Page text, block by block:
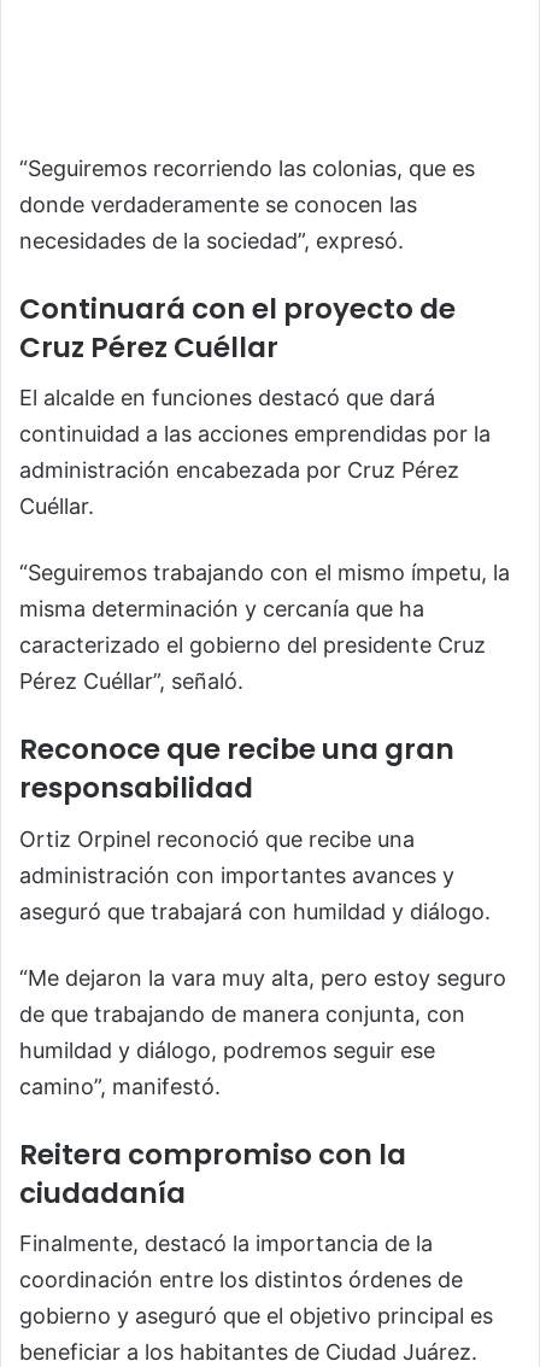
“Seguiremos recorriendo las colonias, que es
donde verdaderamente se conocen las
necesidades de la sociedad”, expresó.
Continuará con el proyecto de
Cruz Pérez Cuéllar
El alcalde en funciones destacó que dará
continuidad a las acciones emprendidas por la
administración encabezada por Cruz Pérez
Cuéllar.
“Seguiremos trabajando con el mismo ímpetu, la
misma determinación y cercanía que ha
caracterizado el gobierno del presidente Cruz
Pérez Cuéllar”, señaló.
Reconoce que recibe una gran
responsabilidad
Ortiz Orpinel reconoció que recibe una
administración con importantes avances y
aseguró que trabajará con humildad y diálogo.
“Me dejaron la vara muy alta, pero estoy seguro
de que trabajando de manera conjunta, con
humildad y diálogo, podremos seguir ese
camino”, manifestó.
Reitera compromiso con la
ciudadanía
Finalmente, destacó la importancia de la
coordinación entre los distintos órdenes de
gobierno y aseguró que el objetivo principal es
beneficiar a los habitantes de Ciudad Juárez.